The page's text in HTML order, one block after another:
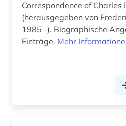
Correspondence of Charles
(herausgegeben von
1985 -). Biographische
Einträge. Mehr